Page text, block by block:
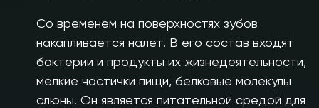
Со временем на поверхностях зубов
накапливается налет. В его состав входят
бактерии и продукты их жизнедеятельности,
мелкие частички пищи, белковые молекулы
слюны. Он является питательной средой для